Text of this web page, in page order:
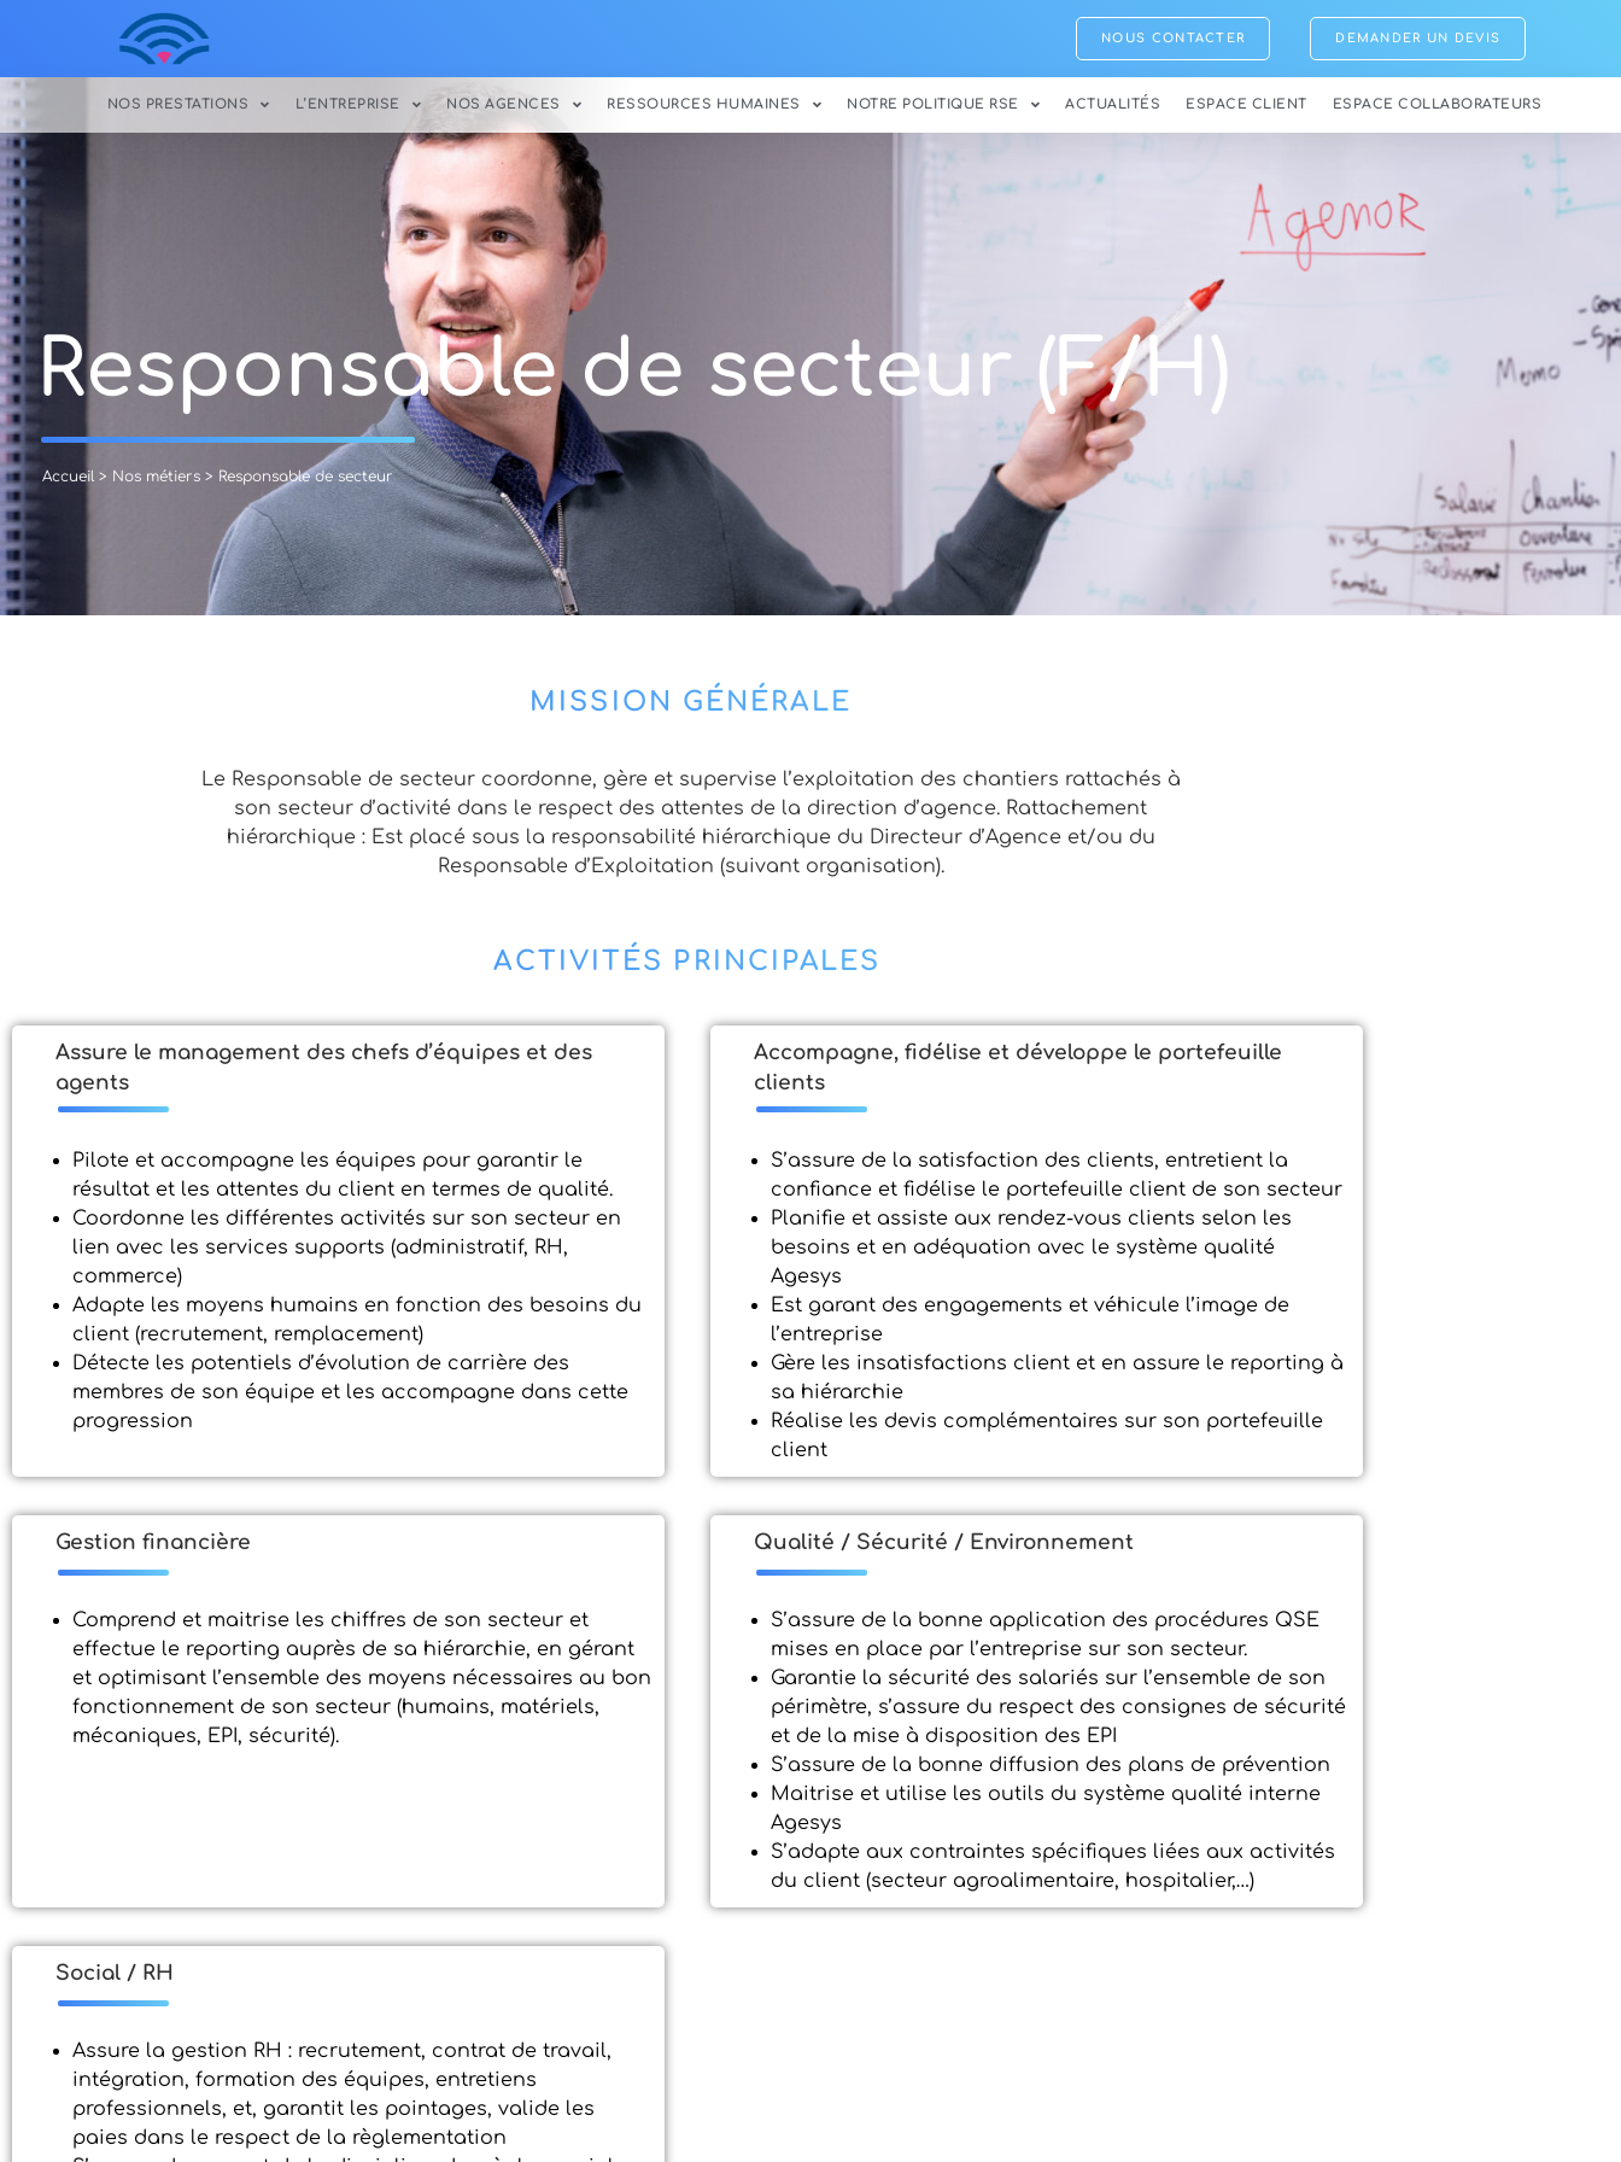
NOUS CONTACTER DEMANDER UN DEVIS
NOS PRESTATIONS L’ENTREPRISE NOS AGENCES RESSOURCES HUMAINES NOTRE POLITIQUE RSE ACTUALITÉS ESPACE CLIENT ESPACE COLLABORATEURS
Responsable de secteur (F/H)
Accueil > Nos métiers > Responsable de secteur
MISSION GÉNÉRALE
Le Responsable de secteur coordonne, gère et supervise l’exploitation des chantiers rattachés à
son secteur d’activité dans le respect des attentes de la direction d’agence. Rattachement
hiérarchique : Est placé sous la responsabilité hiérarchique du Directeur d’Agence et/ou du
Responsable d’Exploitation (suivant organisation).
ACTIVITÉS PRINCIPALES
Assure le management des chefs d’équipes et des
agents
Pilote et accompagne les équipes pour garantir le
résultat et les attentes du client en termes de qualité.
Coordonne les différentes activités sur son secteur en
lien avec les services supports (administratif, RH,
commerce)
Adapte les moyens humains en fonction des besoins du
client (recrutement, remplacement)
Détecte les potentiels d’évolution de carrière des
membres de son équipe et les accompagne dans cette
progression
Accompagne, fidélise et développe le portefeuille
clients
S’assure de la satisfaction des clients, entretient la
confiance et fidélise le portefeuille client de son secteur
Planifie et assiste aux rendez-vous clients selon les
besoins et en adéquation avec le système qualité
Agesys
Est garant des engagements et véhicule l’image de
l’entreprise
Gère les insatisfactions client et en assure le reporting à
sa hiérarchie
Réalise les devis complémentaires sur son portefeuille
client
Gestion financière
Comprend et maitrise les chiffres de son secteur et
effectue le reporting auprès de sa hiérarchie, en gérant
et optimisant l’ensemble des moyens nécessaires au bon
fonctionnement de son secteur (humains, matériels,
mécaniques, EPI, sécurité).
Qualité / Sécurité / Environnement
S’assure de la bonne application des procédures QSE
mises en place par l’entreprise sur son secteur.
Garantie la sécurité des salariés sur l’ensemble de son
périmètre, s’assure du respect des consignes de sécurité
et de la mise à disposition des EPI
S’assure de la bonne diffusion des plans de prévention
Maitrise et utilise les outils du système qualité interne
Agesys
S’adapte aux contraintes spécifiques liées aux activités
du client (secteur agroalimentaire, hospitalier,…)
Social / RH
Assure la gestion RH : recrutement, contrat de travail,
intégration, formation des équipes, entretiens
professionnels, et, garantit les pointages, valide les
paies dans le respect de la règlementation